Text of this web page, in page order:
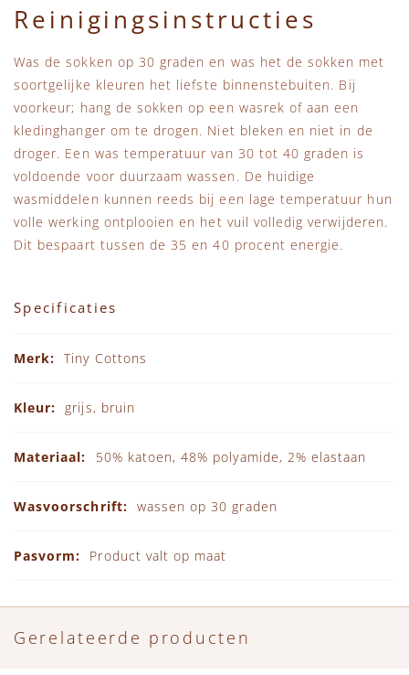
Reinigingsinstructies
Was de sokken op 30 graden en was het de sokken met
soortgelijke kleuren het liefste binnenstebuiten. Bij
voorkeur; hang de sokken op een wasrek of aan een
kledinghanger om te drogen. Niet bleken en niet in de
droger. Een was temperatuur van 30 tot 40 graden is
voldoende voor duurzaam wassen. De huidige
wasmiddelen kunnen reeds bij een lage temperatuur hun
volle werking ontplooien en het vuil volledig verwijderen.
Dit bespaart tussen de 35 en 40 procent energie.
Specificaties
Tiny Cottons
grijs, bruin
50% katoen, 48% polyamide, 2% elastaan
wassen op 30 graden
Product valt op maat
Gerelateerde producten